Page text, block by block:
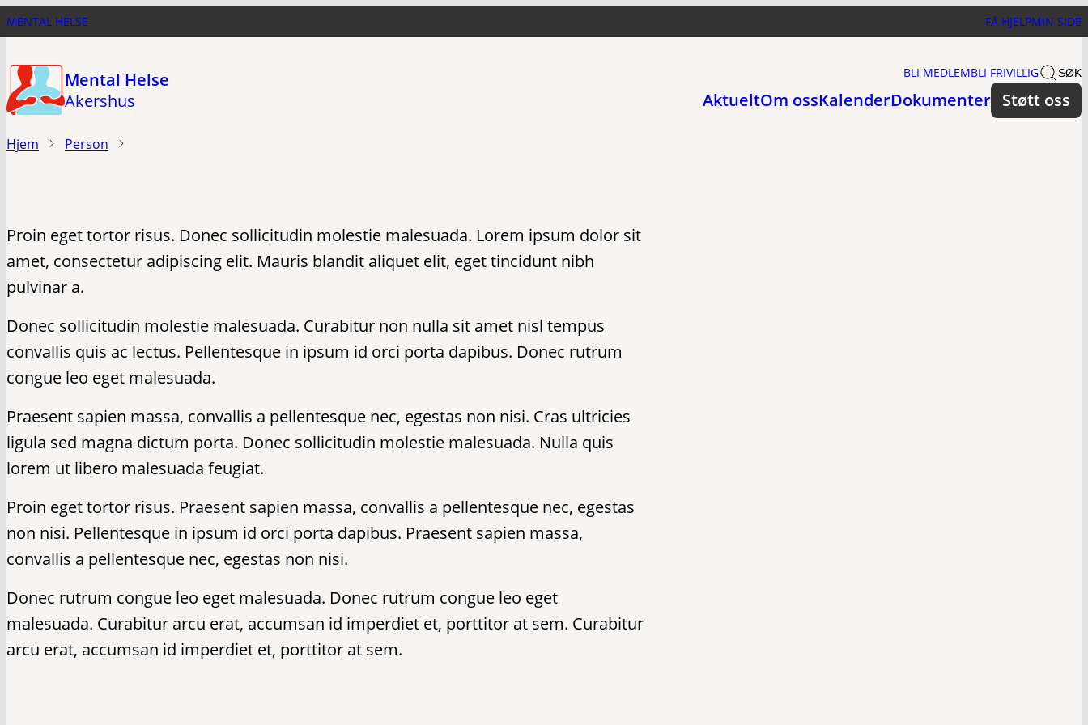
Hopp
til
hovedinnhold
MENTAL HELSE FÅ HJELPMIN SIDE
Mental Helse
Akershus
BLI MEDLEMBLI FRIVILLIG SØK
AktueltOm ossKalenderDokumenter Støtt oss
Hjem Person
Proin eget tortor risus. Donec sollicitudin molestie malesuada. Lorem ipsum dolor sit
amet, consectetur adipiscing elit. Mauris blandit aliquet elit, eget tincidunt nibh
pulvinar a.
Donec sollicitudin molestie malesuada. Curabitur non nulla sit amet nisl tempus
convallis quis ac lectus. Pellentesque in ipsum id orci porta dapibus. Donec rutrum
congue leo eget malesuada.
Praesent sapien massa, convallis a pellentesque nec, egestas non nisi. Cras ultricies
ligula sed magna dictum porta. Donec sollicitudin molestie malesuada. Nulla quis
lorem ut libero malesuada feugiat.
Proin eget tortor risus. Praesent sapien massa, convallis a pellentesque nec, egestas
non nisi. Pellentesque in ipsum id orci porta dapibus. Praesent sapien massa,
convallis a pellentesque nec, egestas non nisi.
Donec rutrum congue leo eget malesuada. Donec rutrum congue leo eget
malesuada. Curabitur arcu erat, accumsan id imperdiet et, porttitor at sem. Curabitur
arcu erat, accumsan id imperdiet et, porttitor at sem.